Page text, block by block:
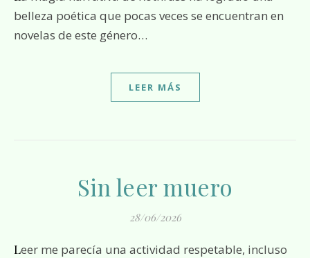
belleza poética que pocas veces se encuentran en
novelas de este género…
LEER MÁS
Sin leer muero
28/06/2026
Leer me parecía una actividad respetable, incluso